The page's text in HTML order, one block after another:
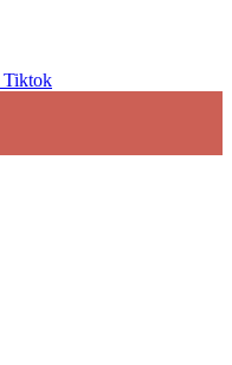
Tiktok